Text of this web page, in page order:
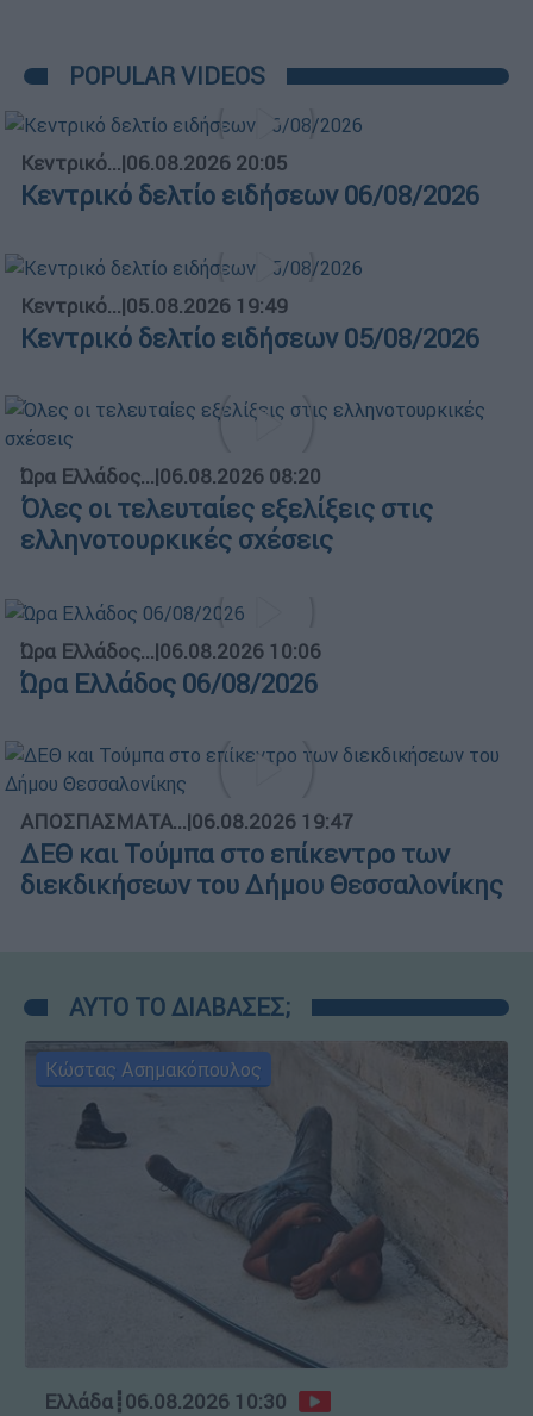
POPULAR VIDEOS
Κεντρικό...|06.08.2026 20:05
Κεντρικό δελτίο ειδήσεων 06/08/2026
Κεντρικό...|05.08.2026 19:49
Κεντρικό δελτίο ειδήσεων 05/08/2026
Ώρα Ελλάδος...|06.08.2026 08:20
Όλες οι τελευταίες εξελίξεις στις
ελληνοτουρκικές σχέσεις
Ώρα Ελλάδος...|06.08.2026 10:06
Ώρα Ελλάδος 06/08/2026
ΑΠΟΣΠΑΣΜΑΤΑ...|06.08.2026 19:47
ΔΕΘ και Τούμπα στο επίκεντρο των
διεκδικήσεων του Δήμου Θεσσαλονίκης
ΑΥΤΟ ΤΟ ΔΙΑΒΑΣΕΣ;
Κώστας Ασημακόπουλος
Ελλάδα┋06.08.2026 10:30